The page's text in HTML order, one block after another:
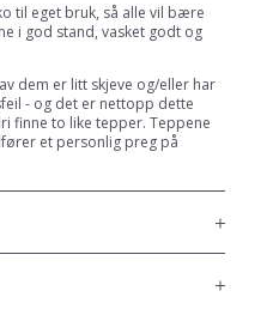
til eget bruk, så alle vil bære
i god stand, vasket godt og
dem er litt skjeve og/eller har
- og det er nettopp dette
finne to like tepper. Teppene
et personlig preg på